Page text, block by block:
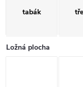
tabák
Ložná plocha